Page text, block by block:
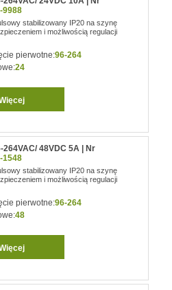
9988
stabilizowany IP20 na szynę
i możliwością regulacji
pierwotne:96-264
24
264VAC/ 48VDC 5A | Nr
1548
stabilizowany IP20 na szynę
i możliwością regulacji
pierwotne:96-264
48